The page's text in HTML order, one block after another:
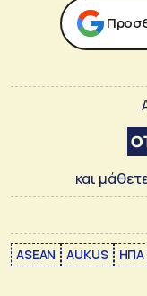
και
ASEAN AUKUS ΗΠΑ